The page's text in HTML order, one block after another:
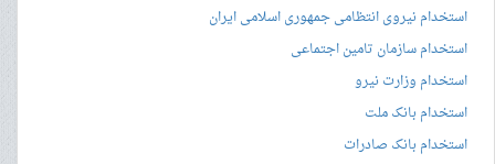
استخدام نیروی انتظامی جمهوری اسلامی ایران
استخدام سازمان تامین اجتماعی
استخدام وزارت نیرو
استخدام بانک ملت
استخدام بانک صادرات